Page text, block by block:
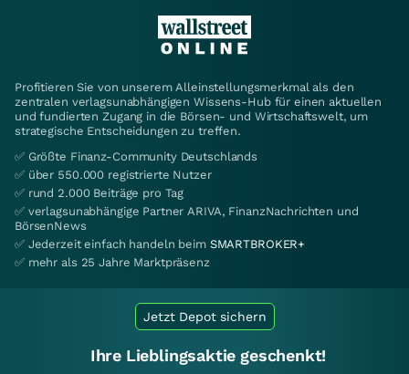
Profitieren Sie von unserem Alleinstellungsmerkmal als den
zentralen verlagsunabhängigen Wissens-Hub für einen aktuellen
und fundierten Zugang in die Börsen- und Wirtschaftswelt, um
strategische Entscheidungen zu treffen.
✅ Größte Finanz-Community Deutschlands
✅ über 550.000 registrierte Nutzer
✅ rund 2.000 Beiträge pro Tag
✅ verlagsunabhängige Partner ARIVA, FinanzNachrichten und
BörsenNews
✅ Jederzeit einfach handeln beim SMARTBROKER+
✅ mehr als 25 Jahre Marktpräsenz
Jetzt Depot sichern
Ihre Lieblingsaktie geschenkt!